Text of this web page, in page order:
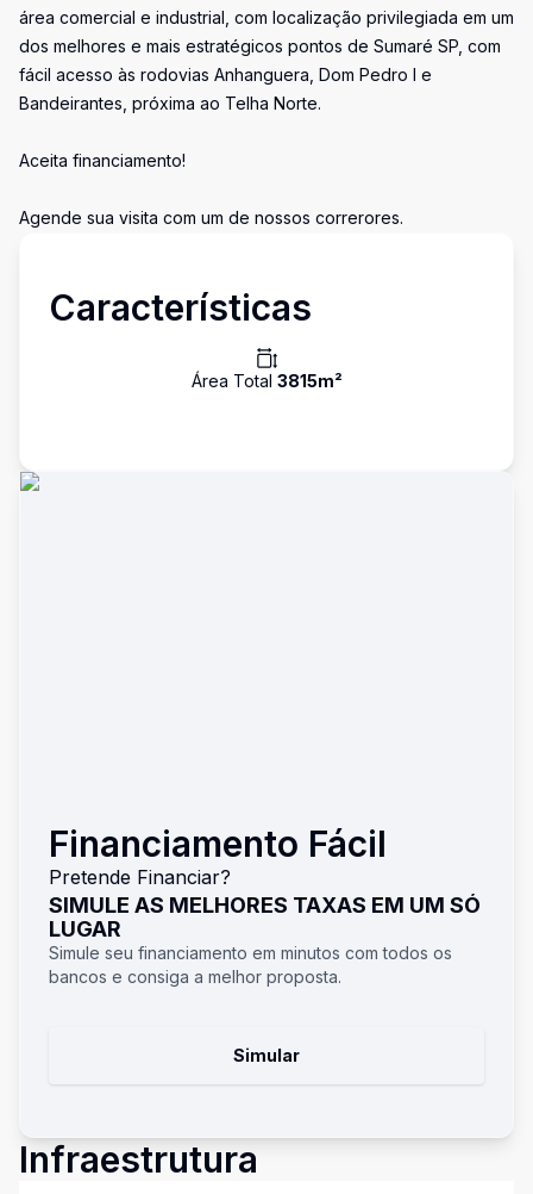
área comercial e industrial, com localização privilegiada em um
dos melhores e mais estratégicos pontos de Sumaré SP, com
fácil acesso às rodovias Anhanguera, Dom Pedro I e
Bandeirantes, próxima ao Telha Norte.
Aceita financiamento!
Agende sua visita com um de nossos correrores.
Características
Área Total 3815m²
Financiamento Fácil
Pretende Financiar?
SIMULE AS MELHORES TAXAS EM UM SÓ
LUGAR
Simule seu financiamento em minutos com todos os
bancos e consiga a melhor proposta.
Simular
Infraestrutura